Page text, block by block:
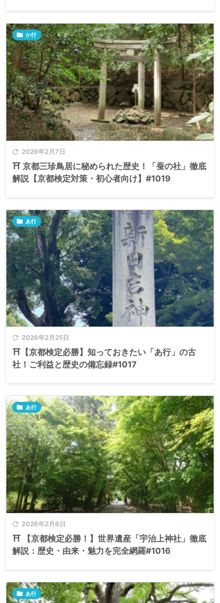
 2026年2月7日
 か行
⛩️ 京都三珍鳥居に秘められた歴史！「蚕の社」徹底
解説【京都検定対策・初心者向け】#1019
 2026年2月25日
 あ行
⛩️【京都検定必勝】知っておきたい「あ行」の古
社！ご利益と歴史の備忘録#1017
 2026年2月6日
 あ行
⛩️ 【京都検定必勝！】世界遺産「宇治上神社」徹底
解説：歴史・由来・魅力を完全網羅#1016
 あ行